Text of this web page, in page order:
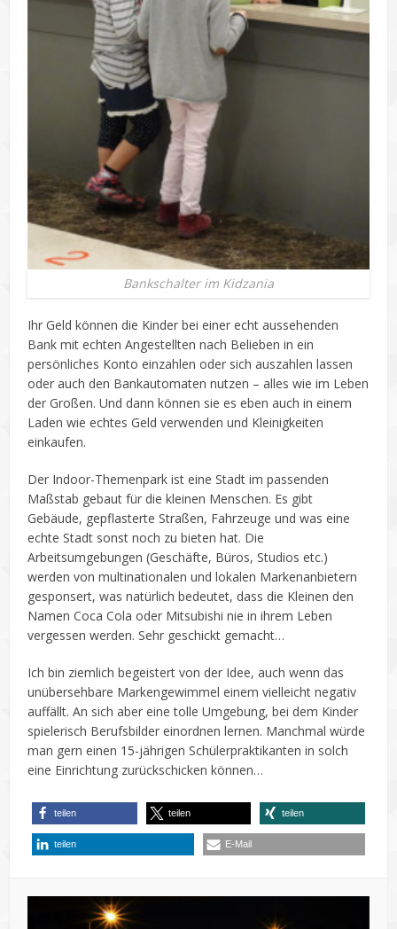
Bankschalter im Kidzania
Ihr Geld können die Kinder bei einer echt aussehenden
Bank mit echten Angestellten nach Belieben in ein
persönliches Konto einzahlen oder sich auszahlen lassen
oder auch den Bankautomaten nutzen – alles wie im Leben
der Großen. Und dann können sie es eben auch in einem
Laden wie echtes Geld verwenden und Kleinigkeiten
einkaufen.
Der Indoor-Themenpark ist eine Stadt im passenden
Maßstab gebaut für die kleinen Menschen. Es gibt
Gebäude, gepflasterte Straßen, Fahrzeuge und was eine
echte Stadt sonst noch zu bieten hat. Die
Arbeitsumgebungen (Geschäfte, Büros, Studios etc.)
werden von multinationalen und lokalen Markenanbietern
gesponsert, was natürlich bedeutet, dass die Kleinen den
Namen Coca Cola oder Mitsubishi nie in ihrem Leben
vergessen werden. Sehr geschickt gemacht…
Ich bin ziemlich begeistert von der Idee, auch wenn das
unübersehbare Markengewimmel einem vielleicht negativ
auffällt. An sich aber eine tolle Umgebung, bei dem Kinder
spielerisch Berufsbilder einordnen lernen. Manchmal würde
man gern einen 15-jährigen Schülerpraktikanten in solch
eine Einrichtung zurückschicken können…
teilen teilen teilen
teilen E-Mail